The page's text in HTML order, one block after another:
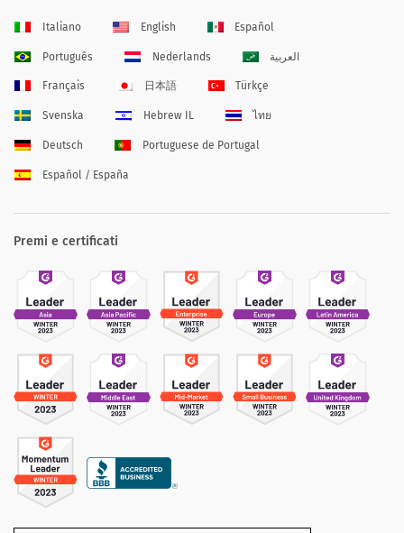
Italiano English Español
Português Nederlands العربية
Français 日本語 Türkçe
Svenska Hebrew IL ไทย
Deutsch Portuguese de Portugal
Español / España
Premi e certificati